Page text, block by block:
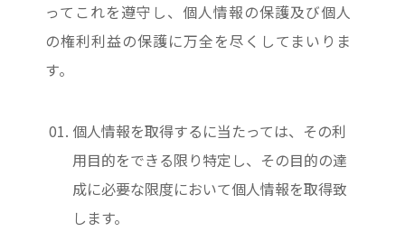
ってこれを遵守し、個人情報の保護及び個人
の権利利益の保護に万全を尽くしてまいりま
す。
個人情報を取得するに当たっては、その利
用目的をできる限り特定し、その目的の達
成に必要な限度において個人情報を取得致
します。